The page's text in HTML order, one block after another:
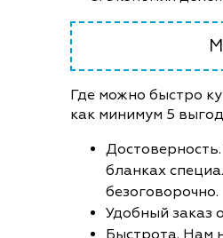
Где можно быстро
как минимум 5
бланках
безоговорочно.
Удобный заказ
Быстрота. Нам